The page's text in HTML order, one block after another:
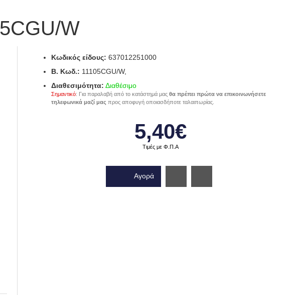
W
Κωδικός είδους: 637012251000
B. Κωδ.: 11105CGU/W,
Διαθεσιμότητα: Διαθέσιμο
Σημαντικό: Για παραλαβή από το κατάστημά μας θα πρέπει πρώτα να επικοινωνήσετε
τηλεφωνικά μαζί μας προς αποφυγή οποιασδήποτε ταλαιπωρίας.
5,40€
Τιμές με Φ.Π.Α
Αγορά